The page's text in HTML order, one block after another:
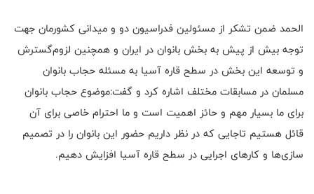
الحمد ضمن تشکر از مسئولین فدراسیون دو و میدانی کشورمان جهت
توجه بیش از پیش به بخش بانوان در ایران و همچنین لزوم‌گسترش
و توسعه این بخش در سطح قاره آسیا به مسئله حجاب بانوان
مسلمان در مسابقات مختلف اشاره کرد و گفت:موضوع حجاب بانوان
برای ما بسیار مهم و حائز اهمیت است و ما احترام خاصی برای آن
قائل هستیم تاجایی که در نظر داریم حضور این بانوان را در تصمیم
سازی‌ها و کارهای اجرایی در سطح قاره آسیا افزایش دهیم.